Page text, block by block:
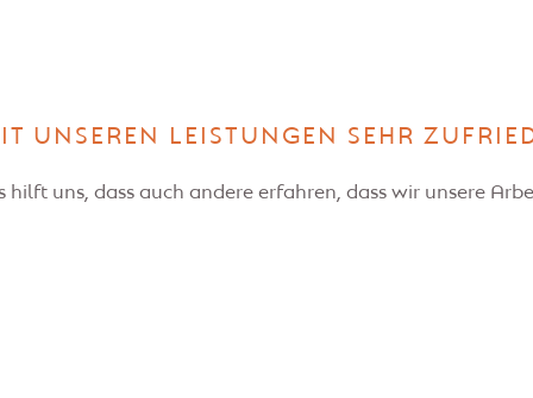
UNSEREN LEISTUNGEN SEHR
uns, dass auch andere erfahren, dass wir unsere